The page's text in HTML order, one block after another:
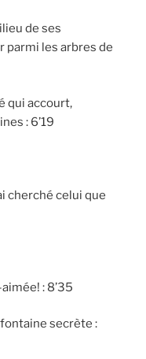
de ses
parmi les arbres de
qui accourt,
: 6’19
cherché celui que
: 8’35
secrète :